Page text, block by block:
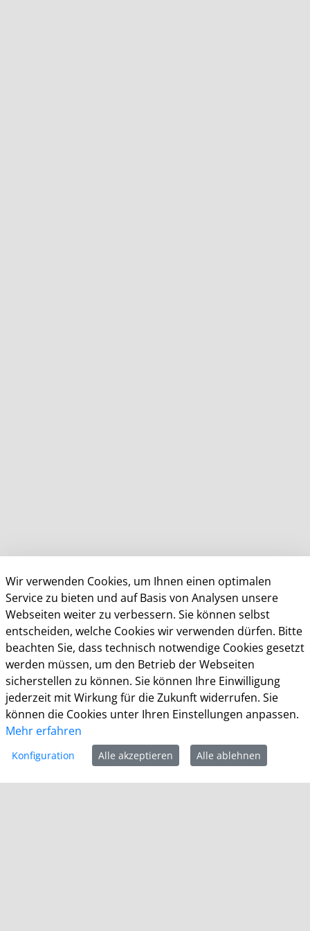
KDN Demo Kommunalportal
KDN – Dachverband kommunaler IT-Dienstleister
Brigitte Schlemminger
Mühlenstr. 51
53721 Siegburg
E-Mail: datenschutz@kdn.de
Allgemeine Öffnungszeiten Stadthaus KDN-
Testkommune
Wir verwenden Cookies, um Ihnen einen optimalen
Service zu bieten und auf Basis von Analysen unsere
Webseiten weiter zu verbessern. Sie können selbst
entscheiden, welche Cookies wir verwenden dürfen. Bitte
beachten Sie, dass technisch notwendige Cookies gesetzt
werden müssen, um den Betrieb der Webseiten
sicherstellen zu können. Sie können Ihre Einwilligung
jederzeit mit Wirkung für die Zukunft widerrufen. Sie
können die Cookies unter Ihren Einstellungen anpassen.
Mehr erfahren
Konfiguration Alle akzeptieren Alle ablehnen